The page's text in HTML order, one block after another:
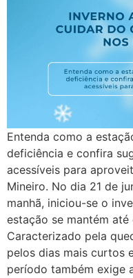
Entenda como a
deficiência e confira
acessíveis para
Mineiro. No dia 21 de
manhã, iniciou-se o
estação se mantém
Caracterizado pela
pelos dias mais curtos
período também exige